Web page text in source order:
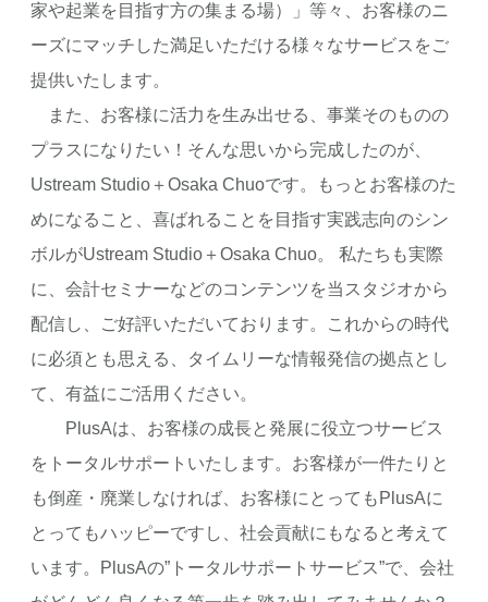
家や起業を目指す方の集まる場）」等々、お客様のニ
ーズにマッチした満足いただける様々なサービスをご
提供いたします。
また、お客様に活力を生み出せる、事業そのものの
プラスになりたい！そんな思いから完成したのが、
Ustream Studio＋Osaka Chuoです。もっとお客様のた
めになること、喜ばれることを目指す実践志向のシン
ボルがUstream Studio＋Osaka Chuo。 私たちも実際
に、会計セミナーなどのコンテンツを当スタジオから
配信し、ご好評いただいております。これからの時代
に必須とも思える、タイムリーな情報発信の拠点とし
て、有益にご活用ください。
PlusAは、お客様の成長と発展に役立つサービス
をトータルサポートいたします。お客様が一件たりと
も倒産・廃業しなければ、お客様にとってもPlusAに
とってもハッピーですし、社会貢献にもなると考えて
います。PlusAの”トータルサポートサービス”で、会社